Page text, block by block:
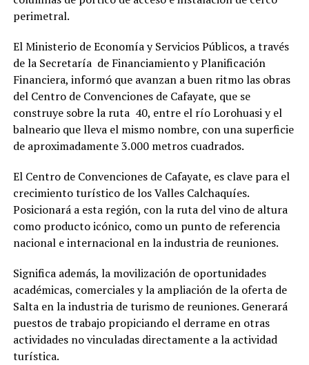
perimetral.
El Ministerio de Economía y Servicios Públicos, a través
de la Secretaría de Financiamiento y Planificación
Financiera, informó que avanzan a buen ritmo las obras
del Centro de Convenciones de Cafayate, que se
construye sobre la ruta 40, entre el río Lorohuasi y el
balneario que lleva el mismo nombre, con una superficie
de aproximadamente 3.000 metros cuadrados.
El Centro de Convenciones de Cafayate, es clave para el
crecimiento turístico de los Valles Calchaquíes.
Posicionará a esta región, con la ruta del vino de altura
como producto icónico, como un punto de referencia
nacional e internacional en la industria de reuniones.
Significa además, la movilización de oportunidades
académicas, comerciales y la ampliación de la oferta de
Salta en la industria de turismo de reuniones. Generará
puestos de trabajo propiciando el derrame en otras
actividades no vinculadas directamente a la actividad
turística.